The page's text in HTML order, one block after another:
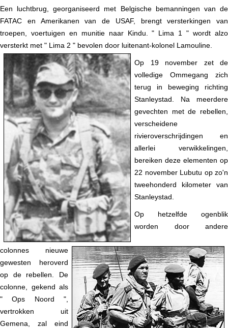
Een luchtbrug, georganiseerd met Belgische bemanningen van de
FATAC en Amerikanen van de USAF, brengt versterkingen van
troepen, voertuigen en munitie naar Kindu. " Lima 1 " wordt alzo
versterkt met " Lima 2 " bevolen door luitenant-kolonel Lamouline.
Op 19 november zet de
volledige Ommegang zich
terug in beweging richting
Stanleystad. Na meerdere
gevechten met de rebellen,
verscheidene
rivieroverschrijdingen en
allerlei verwikkelingen,
bereiken deze elementen op
22 november Lubutu op zo'n
tweehonderd kilometer van
Stanleystad.
Op hetzelfde ogenblik
worden door andere
colonnes nieuwe
gewesten heroverd
op de rebellen. De
colonne, gekend als
" Ops Noord ",
vertrokken uit
Gemena, zal eind